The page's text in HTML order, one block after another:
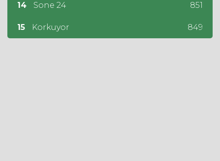
14 Sone 24 851
15 Korkuyor 849